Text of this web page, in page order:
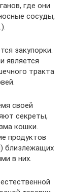
где они
сосуды,
закупорки.
является
тракта
своей
секреты,
кошки.
продуктов
близлежащих
в них.